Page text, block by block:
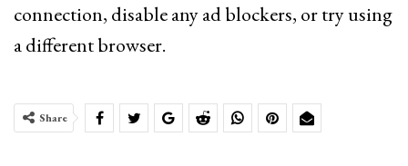
connection, disable any ad blockers, or try using
a different browser.
Share